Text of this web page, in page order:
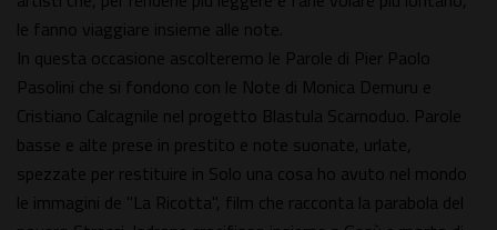
le fanno viaggiare insieme alle note.
In questa occasione ascolteremo le Parole di Pier Paolo
Pasolini che si fondono con le Note di Monica Demuru e
Cristiano Calcagnile nel progetto Blastula Scarnoduo. Parole
basse e alte prese in prestito e note suonate, urlate,
spezzate per restituire in Solo una cosa ho avuto nel mondo
le immagini de "La Ricotta", film che racconta la parabola del